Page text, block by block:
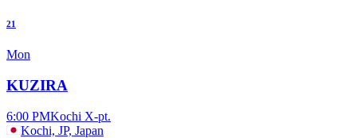
21
Mon
KUZIRA
6:00 PMKochi X-pt.
Kochi, JP, Japan